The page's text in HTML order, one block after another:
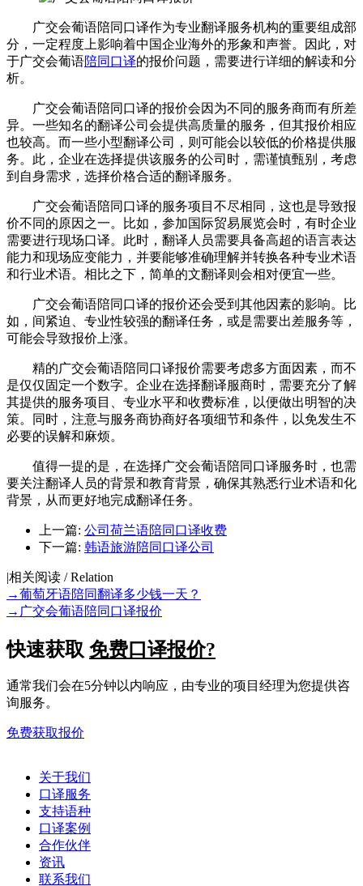
广交会葡语陪同口译作为专业翻译服务机构的重要组成部
分，一定程度上影响着中国企业海外的形象和声誉。因此，对
于广交会葡语陪同口译的报价问题，需要进行详细的解读和分
析。
广交会葡语陪同口译的报价会因为不同的服务商而有所差
异。一些知名的翻译公司会提供高质量的服务，但其报价相应
也较高。而一些小型翻译公司，则可能会以较低的价格提供服
务。此，企业在选择提供该服务的公司时，需谨慎甄别，考虑
到自身需求，选择价格合适的翻译服务。
广交会葡语陪同口译的服务项目不尽相同，这也是导致报
价不同的原因之一。比如，参加国际贸易展览会时，有时企业
需要进行现场口译。此时，翻译人员需要具备高超的语言表达
能力和现场应变能力，并要能够准确理解并转换各种专业术语
和行业术语。相比之下，简单的文翻译则会相对便宜一些。
广交会葡语陪同口译的报价还会受到其他因素的影响。比
如，间紧迫、专业性较强的翻译任务，或是需要出差服务等，
可能会导致报价上涨。
精的广交会葡语陪同口译报价需要考虑多方面因素，而不
是仅仅固定一个数字。企业在选择翻译服商时，需要充分了解
其提供的服务项目、专业水平和收费标准，以便做出明智的决
策。同时，注意与服务商协商好各项细节和条件，以免发生不
必要的误解和麻烦。
值得一提的是，在选择广交会葡语陪同口译服务时，也需
要关注翻译人员的背景和教育背景，确保其熟悉行业术语和化
背景，从而更好地完成翻译任务。
上一篇: 公司荷兰语陪同口译收费
下一篇: 韩语旅游陪同口译公司
|相关阅读 / Relation
→葡萄牙语陪同翻译多少钱一天？
→ 广交会葡语陪同口译报价
快速获取 免费口译报价?
通常我们会在5分钟以内响应，由专业的项目经理为您提供咨
询服务。
免费获取报价
关于我们
口译服务
支持语种
口译案例
合作伙伴
资讯
联系我们